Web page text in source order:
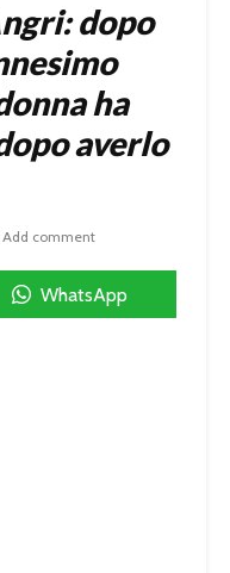
dopo
ha
averlo
Add comment
WhatsApp